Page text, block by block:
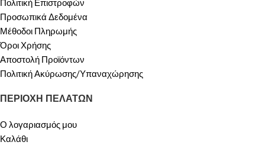
Πολιτική Επιστροφών
Προσωπικά Δεδομένα
Μέθοδοι Πληρωμής
Όροι Χρήσης
Αποστολή Προϊόντων
Πολιτική Ακύρωσης/Υπαναχώρησης
ΠΕΡΙΟΧΗ ΠΕΛΑΤΩΝ
Ο λογαριασμός μου
Καλάθι